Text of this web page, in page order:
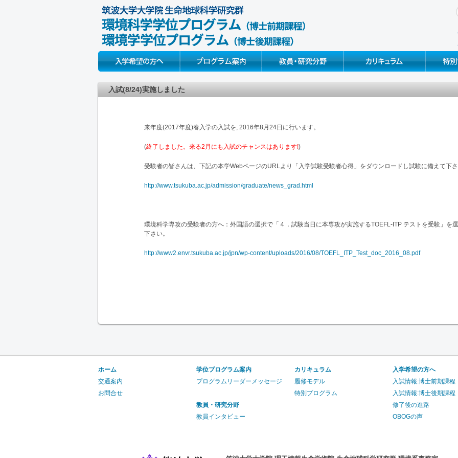
Prospective Students
入試(8/24)実施しました
来年度(2017年度)春入学の入試を, 2016年8月24日に行います。
(終了しました。来る2月にも入試のチャンスはあります!)
受験者の皆さんは、下記の本学WebページのURLより「入学試験受験者心得」をダウンロードし試験に備えて下
http://www.tsukuba.ac.jp/admission/graduate/news_grad.html
環境科学専攻の受験者の方へ：外国語の選択で「４．試験当日に本専攻が実施するTOEFL-ITP テストを受験」を
下さい。
http://www2.envr.tsukuba.ac.jp/jpn/wp-content/uploads/2016/08/TOEFL_ITP_Test_doc_2016_08.pdf
ホーム
交通案内
お問合せ
学位プログラム案内
プログラムリーダーメッセージ
教員・研究分野
教員インタビュー
カリキュラム
履修モデル
特別プログラム
入学希望の方へ
入試情報:博士前期課程
入試情報:博士後期課程
修了後の進路
OBOGの声